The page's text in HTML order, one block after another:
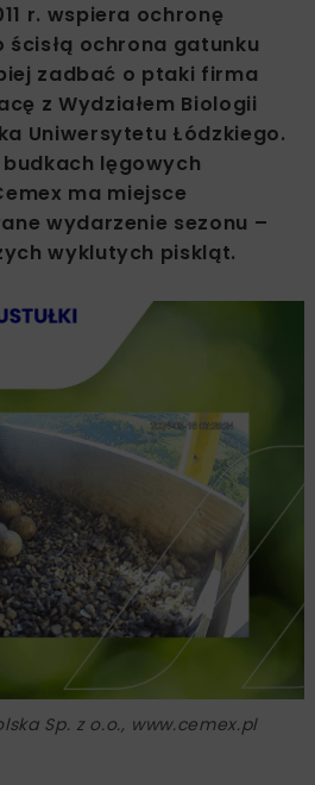
r. wspiera ochronę
ścisłą ochrona gatunku
zadbać o ptaki firma
z Wydziałem Biologii
Uniwersytetu Łódzkiego.
lęgowych
ma miejsce
wydarzenie sezonu –
wyklutych piskląt.
Sp. z o.o., www.cemex.pl